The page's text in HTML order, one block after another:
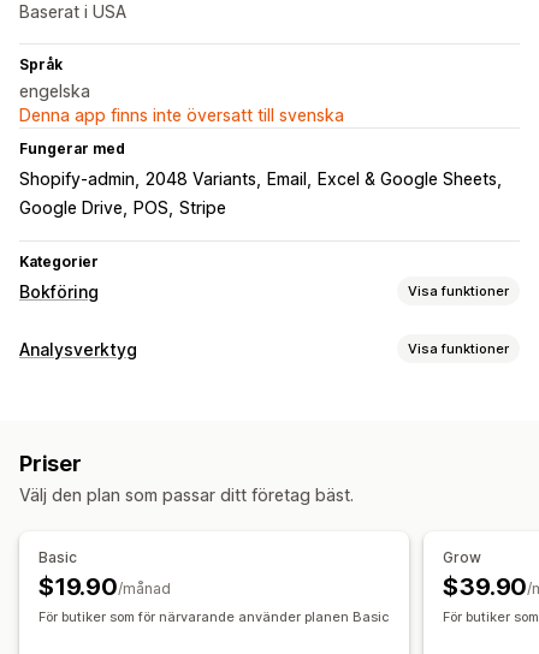
Baserat i USA
Språk
engelska
Denna app finns inte översatt till svenska
Fungerar med
Shopify-admin 2048 Variants Email
Excel & Google Sheets
Google Drive
POS Stripe
Kategorier
Bokföring Visa funktioner
Ekonomiska rapporter
Spårning av kostnad för sålda varor (COGS)
Anpassade rapporter
Finansiella affärer
Lageruppdateringar
Multi-channel
Analysverktyg Visa funktioner
Lojalitetsanalys
Inköpsspårning
Diagram och rapporter
Priser
Välj den plan som passar ditt företag bäst.
Basic
$19.90/månad
För butiker som för närvarande använder planen Basic
Grow
$39.90/
För butiker